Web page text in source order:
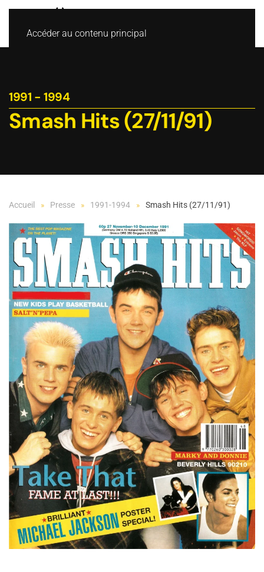
Accéder au contenu principal
1991 - 1994
Smash Hits (27/11/91)
Accueil Presse 1991-1994 Smash Hits (27/11/91)